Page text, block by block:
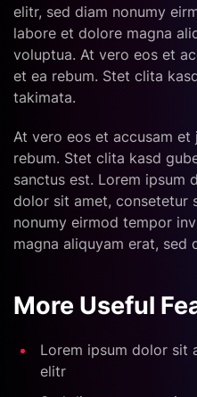
elitr, sed diam nonumy
labore et dolore magna
voluptua. At vero eos et
et ea rebum. Stet clita
takimata.
At vero eos et accusam
rebum. Stet clita kasd
sanctus est. Lorem ipsum
dolor sit amet, consetetur
nonumy eirmod tempor
magna aliquyam erat, sed
More Useful
Lorem ipsum dolor sit
elitr